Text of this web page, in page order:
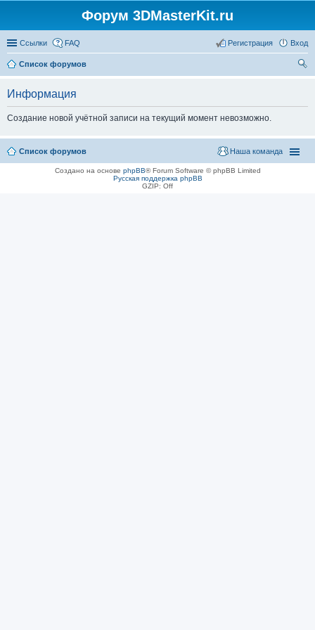
Форум 3DMasterKit.ru
Ссылки FAQ Вход
Регистрация
Список форумов
Информация
Создание новой учётной записи на текущий момент невозможно.
Список форумов Наша команда
Создано на основе phpBB® Forum Software © phpBB Limited
Русская поддержка phpBB
GZIP: Off